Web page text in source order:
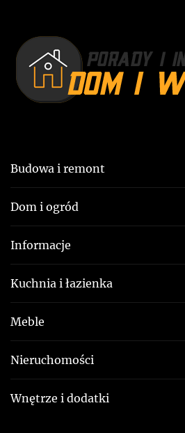
p
i
s
u
t
Budowa i remont
Dom i ogród
Informacje
Kuchnia i łazienka
Meble
Nieruchomości
Wnętrze i dodatki